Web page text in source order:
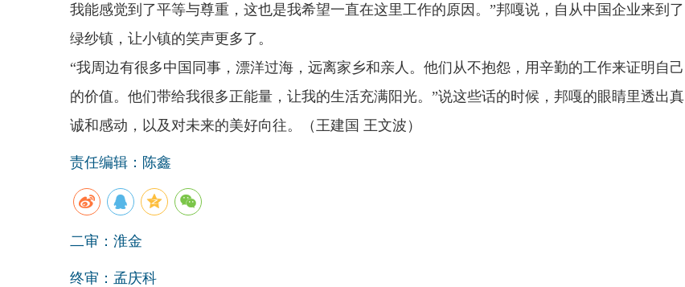
我能感觉到了平等与尊重，这也是我希望一直在这里工作的原因。”邦嘎说，自从中国企业来到了
绿纱镇，让小镇的笑声更多了。
“我周边有很多中国同事，漂洋过海，远离家乡和亲人。他们从不抱怨，用辛勤的工作来证明自己
的价值。他们带给我很多正能量，让我的生活充满阳光。”说这些话的时候，邦嘎的眼睛里透出真
诚和感动，以及对未来的美好向往。（王建国 王文波）
责任编辑：陈鑫
二审：淮金
终审：孟庆科